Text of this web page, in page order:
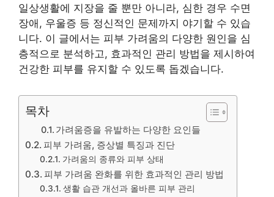
일상생활에 지장을 줄 뿐만 아니라, 심한 경우 수면
장애, 우울증 등 정신적인 문제까지 야기할 수 있습
니다. 이 글에서는 피부 가려움의 다양한 원인을 심
층적으로 분석하고, 효과적인 관리 방법을 제시하여
건강한 피부를 유지할 수 있도록 돕겠습니다.
목차
가려움증을 유발하는 다양한 요인들
피부 가려움, 증상별 특징과 진단
가려움의 종류와 피부 상태
피부 가려움 완화를 위한 효과적인 관리 방법
생활 습관 개선과 올바른 피부 관리